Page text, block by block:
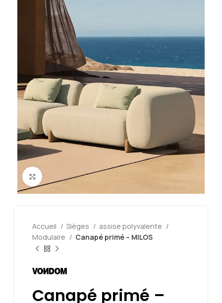
Cliquez pour agrandir
Accueil Sièges
assise polyvalente
Modulaire
Canapé primé – MILOS
Canapé primé –